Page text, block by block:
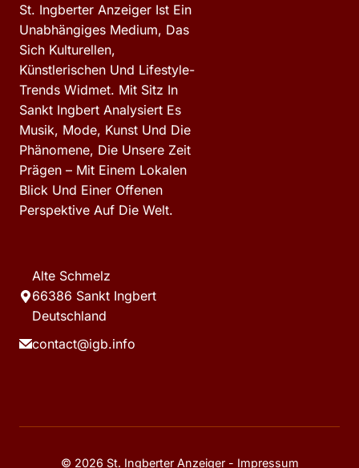
St. Ingberter Anzeiger Ist Ein
Unabhängiges Medium, Das
Sich Kulturellen,
Künstlerischen Und Lifestyle-
Trends Widmet. Mit Sitz In
Sankt Ingbert Analysiert Es
Musik, Mode, Kunst Und Die
Phänomene, Die Unsere Zeit
Prägen – Mit Einem Lokalen
Blick Und Einer Offenen
Perspektive Auf Die Welt.
Alte Schmelz
66386 Sankt Ingbert
Deutschland
contact@igb.info
© 2026 St. Ingberter Anzeiger - Impressum